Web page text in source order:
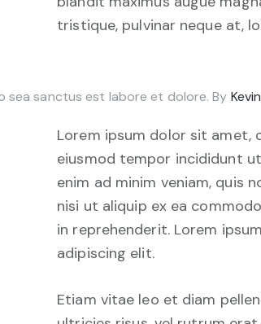
tristique, pulvinar neque at,
sea sanctus est labore et dolore. By
Lorem ipsum dolor sit amet,
eiusmod tempor incididunt
enim ad minim veniam, quis
nisi ut aliquip ex ea
in reprehenderit. Lorem
adipiscing elit.
Etiam vitae leo et diam